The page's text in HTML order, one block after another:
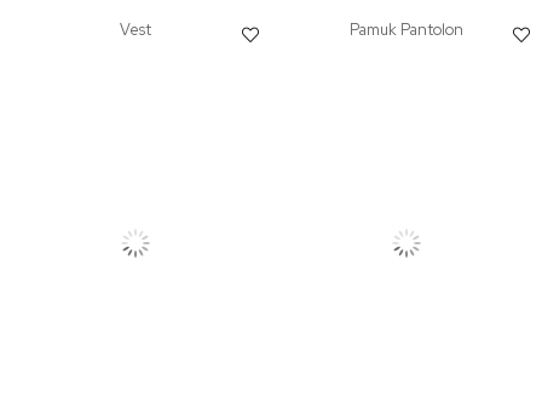
Vest Pamuk Pantolon